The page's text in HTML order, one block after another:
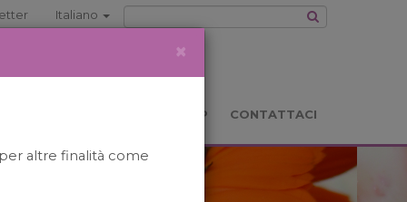
Italiano
BOOKSHOP CONTATTACI
×
altre finalità come